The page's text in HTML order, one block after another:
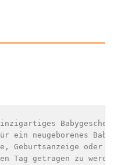
ein neugeborenes
Geburtsanzeige oder
Tag getragen zu